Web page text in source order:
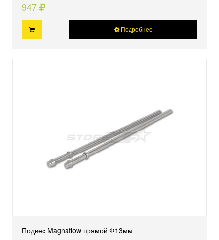
947
Подробнее
Подвес Magnaflow прямой Ф13мм